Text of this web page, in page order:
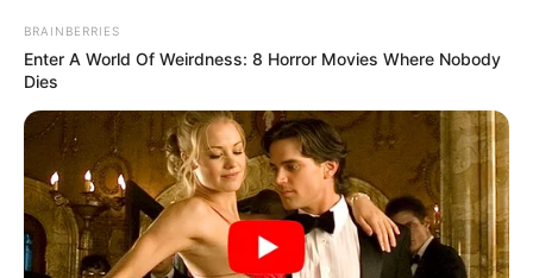
16:59 / 20 Dekabr 2025 ОБЩЕСТВО
BRAINBERRIES
Enter A World Of Weirdness: 8 Horror Movies Where Nobody
Dies